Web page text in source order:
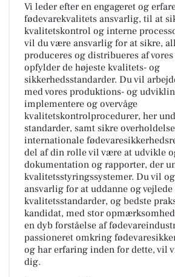
Vi leder efter en engageret og
fødevarekvalitets ansvarlig, til at
kvalitetskontrol og interne
vil du være ansvarlig for at sikre,
produceres og distribueres af
opfylder de højeste kvalitets- og
sikkerhedsstandarder. Du vil
med vores produktions- og
implementere og overvåge
kvalitetskontrolprocedurer, her
standarder, samt sikre
internationale
del af din rolle vil være at udvikle
dokumentation og rapporter, der
kvalitetsstyringssystemer. Du vil
ansvarlig for at uddanne og
kvalitetsstandarder, og bedste
kandidat, med stor
en dyb forståelse af
passioneret omkring
og har erfaring inden for dette, vil
dig.